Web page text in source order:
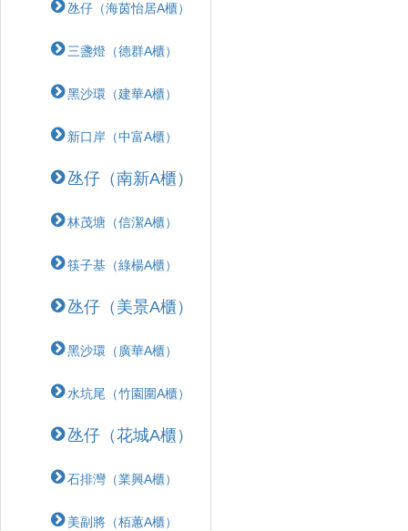
氹仔（海茵怡居A櫃）
三盞燈（德群A櫃）
黑沙環（建華A櫃）
新口岸（中富A櫃）
氹仔（南新A櫃）
林茂塘（信潔A櫃）
筷子基（綠楊A櫃）
氹仔（美景A櫃）
黑沙環（廣華A櫃）
水坑尾（竹園圍A櫃）
氹仔（花城A櫃）
石排灣（業興A櫃）
美副將（栢蕙A櫃）